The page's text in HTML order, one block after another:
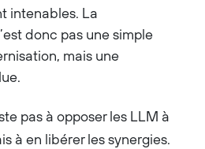
intenables. La
donc pas une simple
mais une
pas à opposer les LLM à
à en libérer les synergies.